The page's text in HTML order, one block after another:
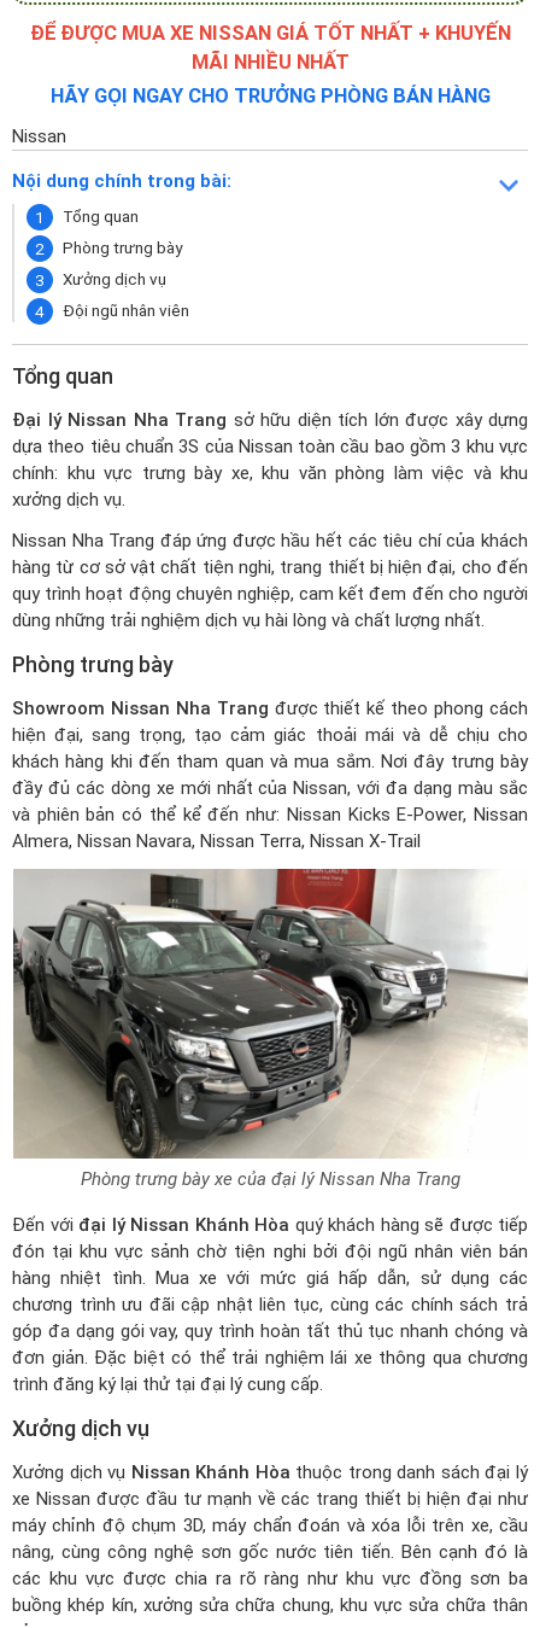
ĐỂ ĐƯỢC MUA XE NISSAN GIÁ TỐT NHẤT + KHUYẾN
MÃI NHIỀU NHẤT
HÃY GỌI NGAY CHO TRƯỞNG PHÒNG BÁN HÀNG
Nissan
Nội dung chính trong bài:
Tổng quan
Phòng trưng bày
Xưởng dịch vụ
Đội ngũ nhân viên
Tổng quan
Đại lý Nissan Nha Trang sở hữu diện tích lớn được xây dựng
dựa theo tiêu chuẩn 3S của Nissan toàn cầu bao gồm 3 khu vực
chính: khu vực trưng bày xe, khu văn phòng làm việc và khu
xưởng dịch vụ.
Nissan Nha Trang đáp ứng được hầu hết các tiêu chí của khách
hàng từ cơ sở vật chất tiện nghi, trang thiết bị hiện đại, cho đến
quy trình hoạt động chuyên nghiệp, cam kết đem đến cho người
dùng những trải nghiệm dịch vụ hài lòng và chất lượng nhất.
Phòng trưng bày
Showroom Nissan Nha Trang được thiết kế theo phong cách
hiện đại, sang trọng, tạo cảm giác thoải mái và dễ chịu cho
khách hàng khi đến tham quan và mua sắm. Nơi đây trưng bày
đầy đủ các dòng xe mới nhất của Nissan, với đa dạng màu sắc
và phiên bản có thể kể đến như: Nissan Kicks E-Power, Nissan
Almera, Nissan Navara, Nissan Terra, Nissan X-Trail
Phòng trưng bày xe của đại lý Nissan Nha Trang
Đến với đại lý Nissan Khánh Hòa quý khách hàng sẽ được tiếp
đón tại khu vực sảnh chờ tiện nghi bởi đội ngũ nhân viên bán
hàng nhiệt tình. Mua xe với mức giá hấp dẫn, sử dụng các
chương trình ưu đãi cập nhật liên tục, cùng các chính sách trả
góp đa dạng gói vay, quy trình hoàn tất thủ tục nhanh chóng và
đơn giản. Đặc biệt có thể trải nghiệm lái xe thông qua chương
trình đăng ký lại thử tại đại lý cung cấp.
Xưởng dịch vụ
Xưởng dịch vụ Nissan Khánh Hòa thuộc trongdanh sách đại lý
xe Nissan được đầu tư mạnh về các trang thiết bị hiện đại như
máy chỉnh độ chụm 3D, máy chẩn đoán và xóa lỗi trên xe, cầu
nâng, cùng công nghệ sơn gốc nước tiên tiến. Bên cạnh đó là
các khu vực được chia ra rõ ràng như khu vực đồng sơn ba
buồng khép kín, xưởng sửa chữa chung, khu vực sửa chữa thân